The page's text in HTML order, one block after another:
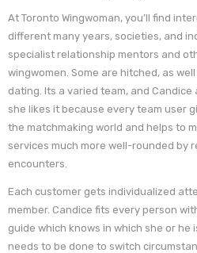
At Toronto Wingwoman, you’ll find
different many years, societies, and
specialist relationship mentors and
wingwomen. Some are hitched, as
dating. Its a varied team, and
she likes it because every team user
the matchmaking world and helps to
services much more well-rounded by
encounters.
Each customer gets individualized
member. Candice fits every person
guide which knows in which she or he
needs to be done to switch